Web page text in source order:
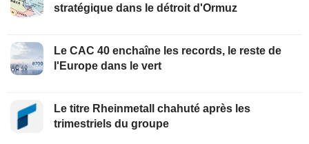
stratégique dans le détroit d'Ormuz
Le CAC 40 enchaîne les records, le reste de
l'Europe dans le vert
Le titre Rheinmetall chahuté après les
trimestriels du groupe